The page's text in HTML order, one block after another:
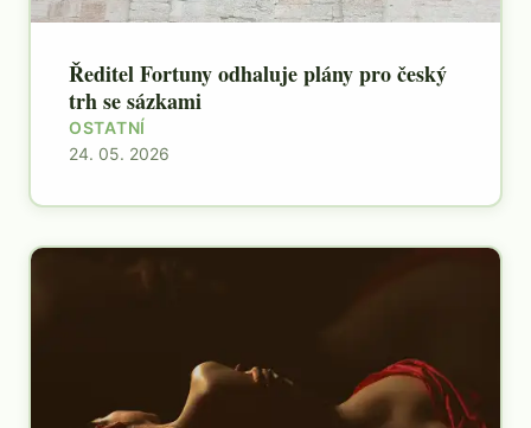
Ředitel Fortuny odhaluje plány pro český
trh se sázkami
OSTATNÍ
24. 05. 2026